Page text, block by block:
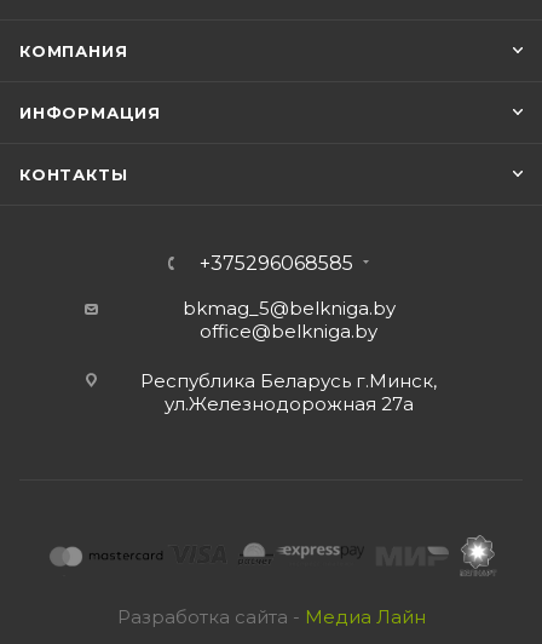
КОМПАНИЯ
ИНФОРМАЦИЯ
КОНТАКТЫ
+375296068585
bkmag_5@belkniga.by
office@belkniga.by
Республика Беларусь г.Минск,
ул.Железнодорожная 27а
Разработка сайта - Медиа Лайн